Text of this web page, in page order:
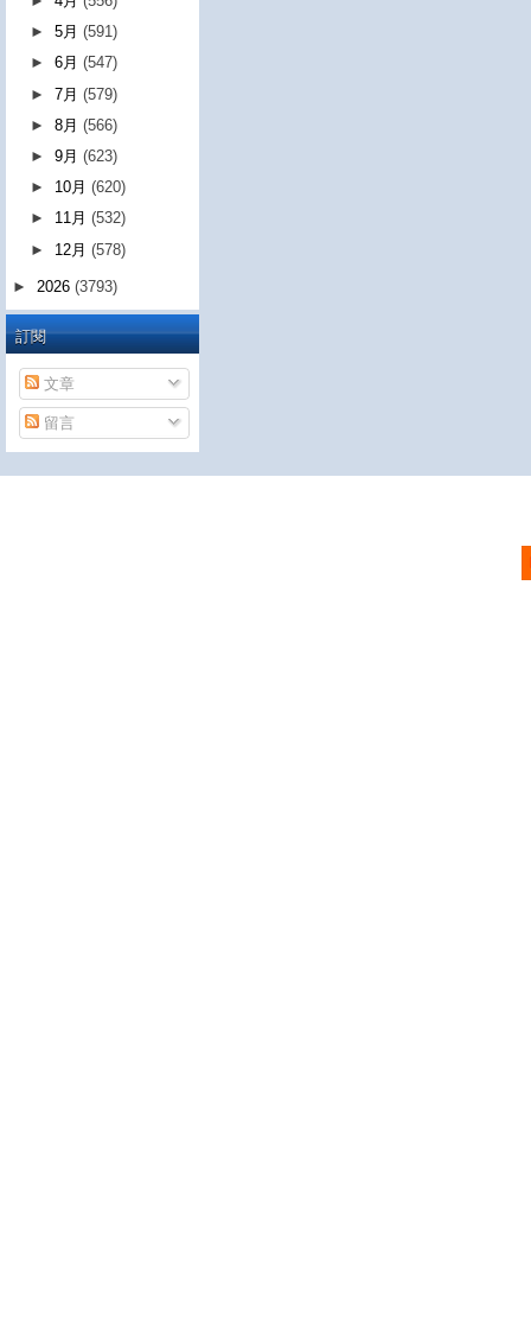
►5月(591)
►6月(547)
►7月(579)
►8月(566)
►9月(623)
► 10月(620)
► 11月(532)
► 12月(578)
► 2026 (3793)
訂閱
文章
留言